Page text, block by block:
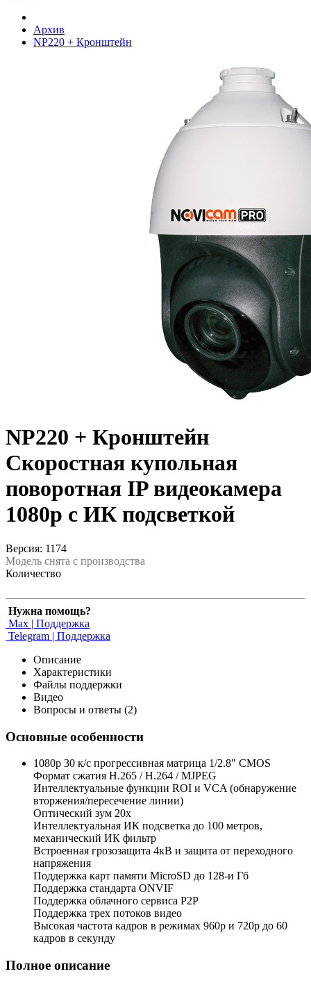
Архив
NP220 + Кронштейн
NP220 + Кронштейн
Скоростная купольная
поворотная IP видеокамера
1080p с ИК подсветкой
Версия: 1174
Модель снята с производства
Количество
Нужна помощь?
Max | Поддержка
Telegram | Поддержка
Описание
Характеристики
Файлы поддержки
Видео
Вопросы и ответы (2)
Основные особенности
1080p 30 к/с прогрессивная матрица 1/2.8" CMOS
Формат сжатия H.265 / H.264 / MJPEG
Интеллектуальные функции ROI и VCA (обнаружение
вторжения/пересечение линии)
Оптический зум 20х
Интеллектуальная ИК подсветка до 100 метров,
механический ИК фильтр
Встроенная грозозащита 4кВ и защита от переходного
напряжения
Поддержка карт памяти MicroSD до 128-и Гб
Поддержка стандарта ONVIF
Поддержка облачного сервиса Р2Р
Поддержка трех потоков видео
Высокая частота кадров в режимах 960p и 720p до 60
кадров в секунду
Полное описание